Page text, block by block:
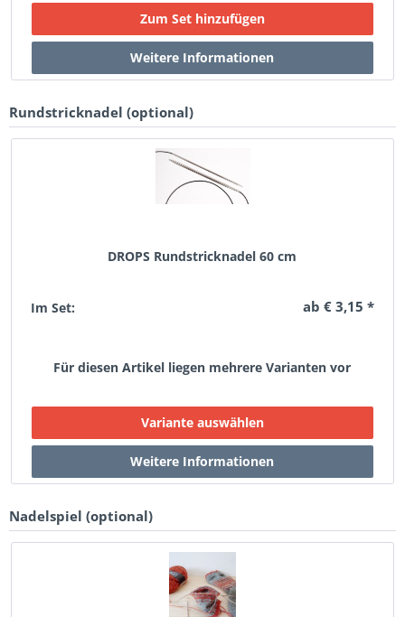
Rundstricknadel (optional)
DROPS Rundstricknadel 60 cm
Im Set: ab € 3,15 *
Für diesen Artikel liegen mehrere Varianten vor
Nadelspiel (optional)